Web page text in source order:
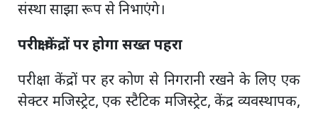
संस्था साझा रूप से निभाएंगे।
परीक्षा केंद्रों पर होगा सख्त पहरा
परीक्षा केंद्रों पर हर कोण से निगरानी रखने के लिए एक
सेक्टर मजिस्ट्रेट, एक स्टैटिक मजिस्ट्रेट, केंद्र व्यवस्थापक,